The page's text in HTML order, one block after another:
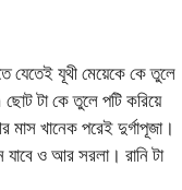
যূথী মেয়েকে কে তুলে
টা কে তুলে পটি করিয়ে
খানেক পরেই দুর্গাপূজা।
ও আর সরলা। রানি টা